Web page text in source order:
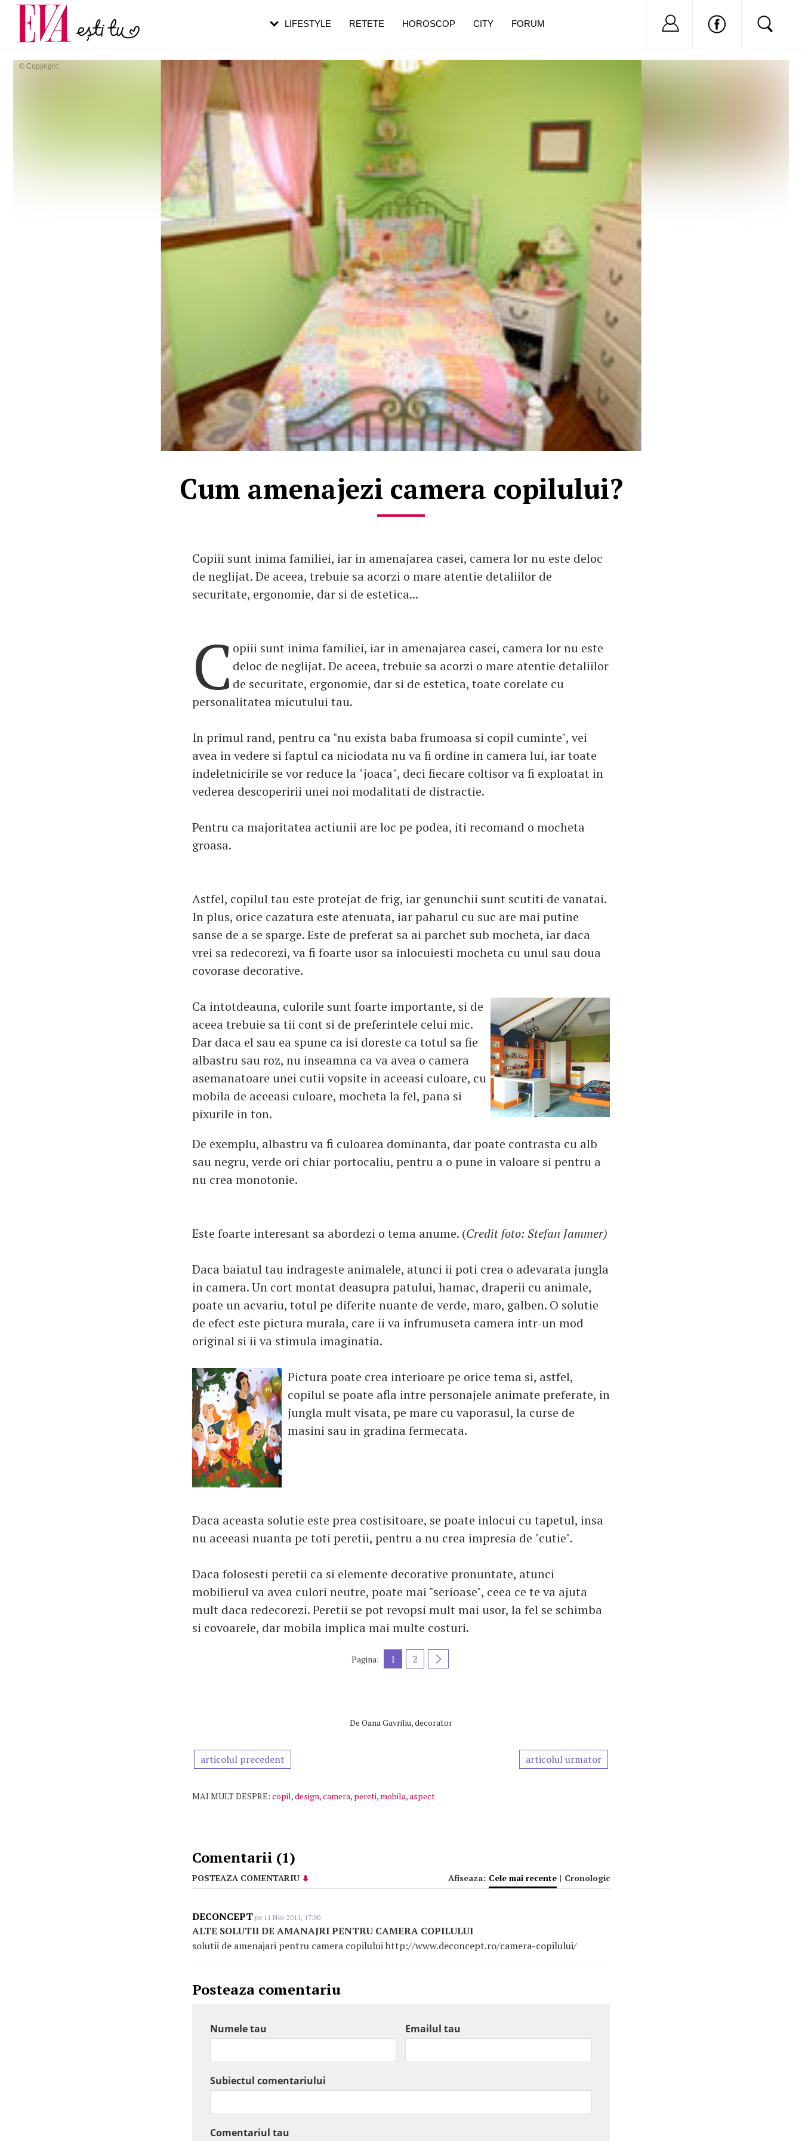
© Copyright:
Cum amenajezi camera copilului?
Copiii sunt inima familiei, iar in amenajarea casei, camera lor nu este deloc
de neglijat. De aceea, trebuie sa acorzi o mare atentie detaliilor de
securitate, ergonomie, dar si de estetica...
C opiii sunt inima familiei, iar in amenajarea casei, camera lor nu este
deloc de neglijat. De aceea, trebuie sa acorzi o mare atentie detaliilor
de securitate, ergonomie, dar si de estetica, toate corelate cu
personalitatea micutului tau.
In primul rand, pentru ca "nu exista baba frumoasa si copil cuminte", vei
avea in vedere si faptul ca niciodata nu va fi ordine in camera lui, iar toate
indeletnicirile se vor reduce la "joaca", deci fiecare coltisor va fi exploatat in
vederea descoperirii unei noi modalitati de distractie.
Pentru ca majoritatea actiunii are loc pe podea, iti recomand o mocheta
groasa.
Astfel, copilul tau este protejat de frig, iar genunchii sunt scutiti de vanatai.
In plus, orice cazatura este atenuata, iar paharul cu suc are mai putine
sanse de a se sparge. Este de preferat sa ai parchet sub mocheta, iar daca
vrei sa redecorezi, va fi foarte usor sa inlocuiesti mocheta cu unul sau doua
covorase decorative.
Ca intotdeauna, culorile sunt foarte importante, si de
aceea trebuie sa tii cont si de preferintele celui mic.
Dar daca el sau ea spune ca isi doreste ca totul sa fie
albastru sau roz, nu inseamna ca va avea o camera
asemanatoare unei cutii vopsite in aceeasi culoare, cu
mobila de aceeasi culoare, mocheta la fel, pana si
pixurile in ton.
De exemplu, albastru va fi culoarea dominanta, dar poate contrasta cu alb
sau negru, verde ori chiar portocaliu, pentru a o pune in valoare si pentru a
nu crea monotonie.
Este foarte interesant sa abordezi o tema anume. (Credit foto: Stefan Jammer)
Daca baiatul tau indrageste animalele, atunci ii poti crea o adevarata jungla
in camera. Un cort montat deasupra patului, hamac, draperii cu animale,
poate un acvariu, totul pe diferite nuante de verde, maro, galben. O solutie
de efect este pictura murala, care ii va infrumuseta camera intr-un mod
original si ii va stimula imaginatia.
Pictura poate crea interioare pe orice tema si, astfel,
copilul se poate afla intre personajele animate preferate, in
jungla mult visata, pe mare cu vaporasul, la curse de
masini sau in gradina fermecata.
Daca aceasta solutie este prea costisitoare, se poate inlocui cu tapetul, insa
nu aceeasi nuanta pe toti peretii, pentru a nu crea impresia de "cutie".
Daca folosesti peretii ca si elemente decorative pronuntate, atunci
mobilierul va avea culori neutre, poate mai "serioase", ceea ce te va ajuta
mult daca redecorezi. Peretii se pot revopsi mult mai usor, la fel se schimba
si covoarele, dar mobila implica mai multe costuri.
Pagina: 1 2
De Oana Gavriliu, decorator
articolul precedent articolul urmator
MAI MULT DESPRE: copil,design,camera, pereti, mobila,aspect
Comentarii (1)
POSTEAZA COMENTARIU Afiseaza: Cele mai recente | Cronologic
DECONCEPT pe 11 Nov 2011, 17:00
ALTE SOLUTII DE AMANAJRI PENTRU CAMERA COPILULUI
solutii de amenajari pentru camera copilului http://www.deconcept.ro/camera-copilului/
Posteaza comentariu
Numele tau Emailul tau
Subiectul comentariului
Comentariul tau
LIFESTYLE RETETE HOROSCOP CITY FORUM Nu ai cont?
Carieră
Actualitate
pe măsură ce înaintezi în vârstă
de dureroasă este investigația